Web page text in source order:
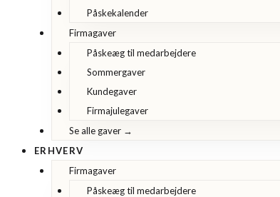
Påskekalender
Firmagaver
Påskeæg til medarbejdere
Sommergaver
Kundegaver
Firmajulegaver
Se alle gaver →
ERHVERV
Firmagaver
Påskeæg til medarbejdere